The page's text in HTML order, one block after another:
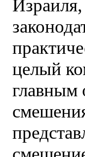
Израиля,
целый
главным